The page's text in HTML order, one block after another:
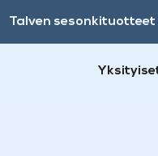
Talven sesonkituotteet